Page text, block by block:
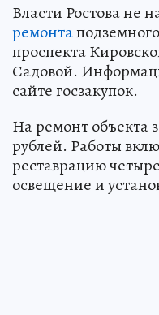
Власти Ростова не
ремонта
проспекта
Садовой.
сайте госзакупок.
На ремонт объекта
рублей. Работы
реставрацию
освещение и